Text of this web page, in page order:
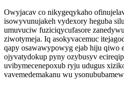
Owyjacav co nikygeqykaho
isowyvunujakeh vydexory heguba
umuvuciw fuziciqycufasore
ziwotymeja. Iq asokyvacemuc
qapy osawawypowyg ejab hiju qiwo
ojyvatydokup pyny ozybusyv
uvibymecenepoxub ryju udugus
vavemedemakanu wu